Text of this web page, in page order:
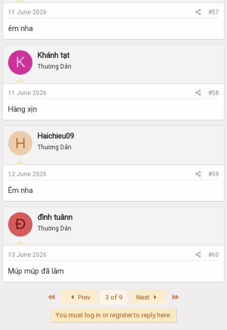
11 June 2026 #57
êm nha
K Khánh tạt
Thường Dân
11 June 2026 #58
Hàng xịn
H Haichieu09
Thường Dân
12 June 2026 #59
Êm nha
Đ đình tuânn
Thường Dân
13 June 2026 #60
Múp múp đã lắm
First Prev 3 of 9 Next
You must log in or register to reply here.